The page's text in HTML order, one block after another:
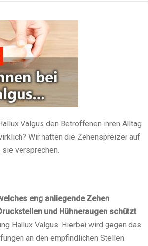
Valgus den Betroffenen ihren Alltag
Wir hatten die Zehenspreizer auf
versprechen.
eng anliegende Zehen
und Hühneraugen schützt.
Hallux Valgus. Hierbei wird gegen das
an den empfindlichen Stellen